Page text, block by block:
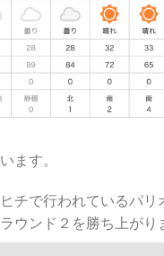
ます。
チで行われているパ
ウンド２を勝ち上がり